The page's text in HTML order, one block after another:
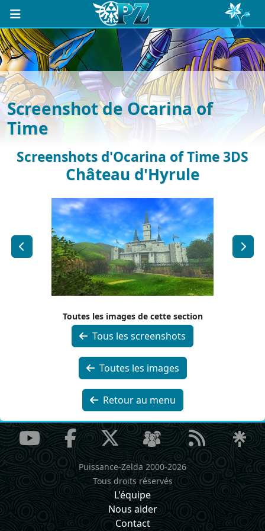
Screenshot de Ocarina of
Time
Screenshots d'Ocarina of Time 3DS
Château d'Hyrule
Toutes les images de cette section
Tous les screenshots
Toutes les images
Retour au menu
Puissance-Zelda 2000-2026
Tous droits réservés
L'équipe
Nous aider
Contact